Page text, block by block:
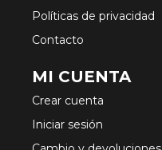
Políticas de privacidad
Contacto
MI CUENTA
Crear cuenta
Iniciar sesión